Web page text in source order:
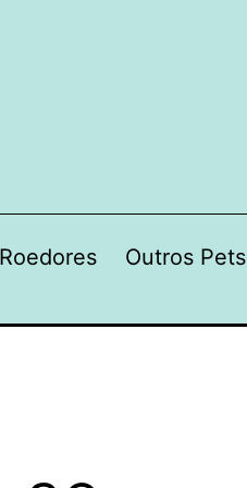
Roedores Outros Pets